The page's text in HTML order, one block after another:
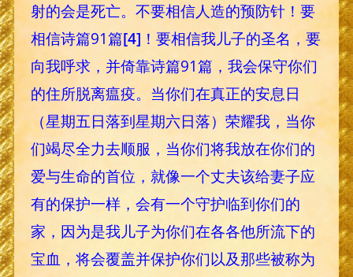
射的会是死亡。不要相信人造的预防针！要
相信诗篇91篇[4] ！要相信我儿子的圣名，要
向我呼求，并倚靠诗篇91篇，我会保守你们
的住所脱离瘟疫。当你们在真正的安息日
（星期五日落到星期六日落）荣耀我，当你
们竭尽全力去顺服，当你们将我放在你们的
爱与生命的首位，就像一个丈夫该给妻子应
有的保护一样，会有一个守护临到你们的
家，因为是我儿子为你们在各各他所流下的
宝血，将会覆盖并保护你们以及那些被称为